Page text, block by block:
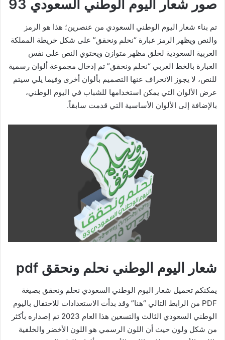
صور شعار اليوم الوطني السعودي 93
تم بناء شعار اليوم الوطني السعودي من عنصرين؛ هذا هو الرمز
والنص ويظهر الرمز عبارة “نحلم ونحقق” على شكل خريطة المملكة
العربية السعودية لخلق مظهر متوازن ويحتوي النص على نفس
العبارة بالخط العربي “نحلم ونحقق” تم إدخال مجموعة ألوان رسمية
للنص، لا يجوز الانحراف عنها التصميم بألوان أخرى وفيما يلي سيتم
عرض الألوان التي يمكن استخدامها للشباب في اليوم الوطني،
بالإضافة إلى الألوان الأساسية التي قدمت سابقاً.
شعار اليوم الوطني نحلم ونحقق pdf
يمكنكم تحميل شعار اليوم الوطني السعودي نحلم ونحقق بصيغة
PDF من الرابط التالي “هنا” وقد بدأت الاستعدادات للاحتفال باليوم
الوطني السعودي الثالث والتسعين هذا العام 2023 تم إصداره بأكثر
من شكل ولون حيث أن اللون الرسمي هو اللون الأخضر والخلفية